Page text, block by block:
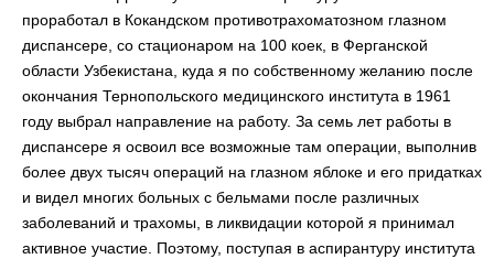
проработал в Кокандском противотрахоматозном глазном
диспансере, со стационаром на 100 коек, в Ферганской
области Узбекистана, куда я по собственному желанию после
окончания Тернопольского медицинского института в 1961
году выбрал направление на работу. За семь лет работы в
диспансере я освоил все возможные там операции, выполнив
более двух тысяч операций на глазном яблоке и его придатках
и видел многих больных с бельмами после различных
заболеваний и трахомы, в ликвидации которой я принимал
активное участие. Поэтому, поступая в аспирантуру института